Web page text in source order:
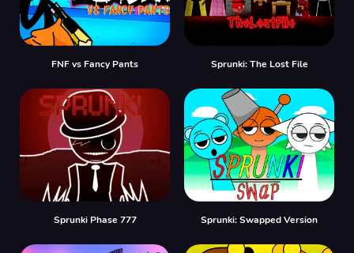
FNF vs Fancy Pants Sprunki: The Lost File
Sprunki Phase 777 Sprunki: Swapped Version